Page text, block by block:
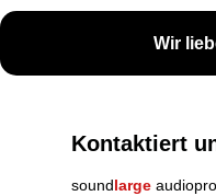
Wir
Kontaktiert
soundlarge